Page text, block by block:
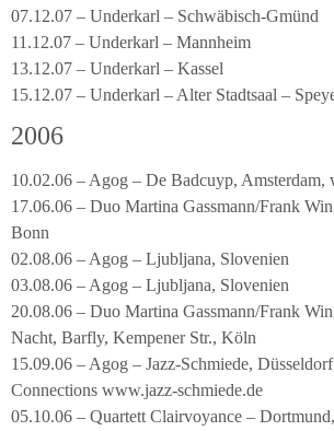
07.12.07 – Underkarl – Schwäbisch-Gmünd
11.12.07 – Underkarl – Mannheim
13.12.07 – Underkarl – Kassel
15.12.07 – Underkarl – Alter Stadtsaal –
2006
10.02.06 – Agog – De Badcuyp, Amsterdam,
17.06.06 – Duo Martina Gassmann/Frank
Bonn
02.08.06 – Agog – Ljubljana, Slovenien
03.08.06 – Agog – Ljubljana, Slovenien
20.08.06 – Duo Martina Gassmann/Frank
Nacht, Barfly, Kempener Str., Köln
15.09.06 – Agog – Jazz-Schmiede,
Connections www.jazz-schmiede.de
05.10.06 – Quartett Clairvoyance –